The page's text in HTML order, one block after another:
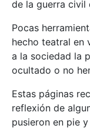
de la guerra civil
Pocas
hecho teatral en
a la sociedad la
ocultado o no
Estas páginas
reflexión de
pusieron en pie